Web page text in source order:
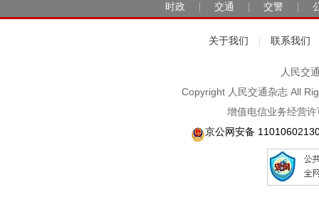
时政 交通 交警
关于我们 联系我们
人民交
Copyright 人民交通杂志 All
增值电信业务经营
京公网安备